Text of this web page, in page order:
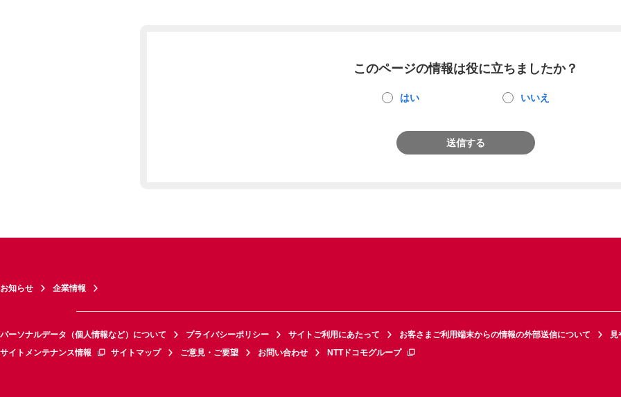
このページの情報は役に立ちましたか？
はい いいえ
送信する
お知らせ 企業情報
パーソナルデータ（個人情報など）について プライバシーポリシー サイトご利用にあたって お客さまご利用端末からの情報の外部送信について
見
サイトメンテナンス情報
サイトマップ ご意見・ご要望 お問い合わせ NTTドコモグループ